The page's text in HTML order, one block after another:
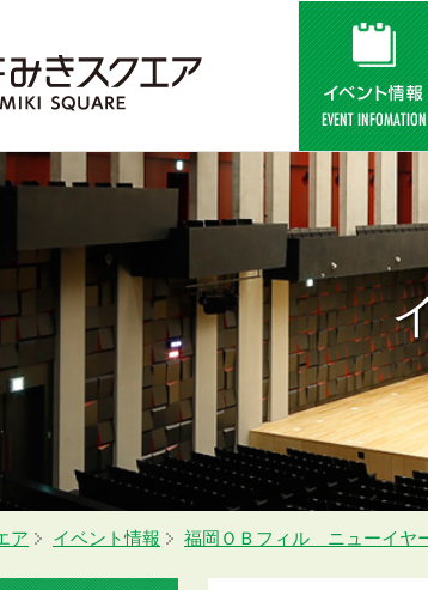
ア イベント情報 福岡ＯＢフィル ニューイヤ